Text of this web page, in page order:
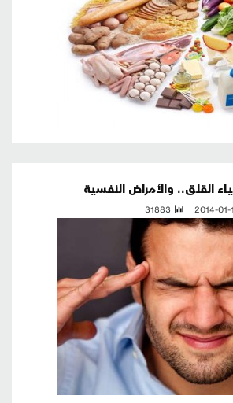
القلق.. والأمراض النفسية
2014-01-
31883